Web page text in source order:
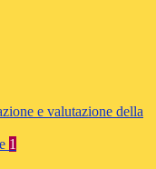
e valutazione della
1